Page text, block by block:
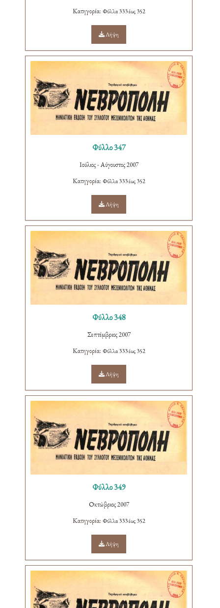
Κατηγορία: Φύλλα 333 έως 352
Λήψη
Φύλλο 347
Ιούλιος - Αύγουστος 2007
Κατηγορία: Φύλλα 333 έως 352
Λήψη
Φύλλο 348
Σεπτέμβριος 2007
Κατηγορία: Φύλλα 333 έως 352
Λήψη
Φύλλο 349
Οκτώβριος 2007
Κατηγορία: Φύλλα 333 έως 352
Λήψη